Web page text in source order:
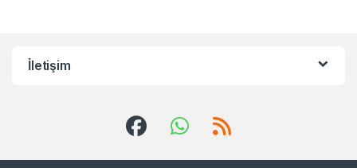
İletişim